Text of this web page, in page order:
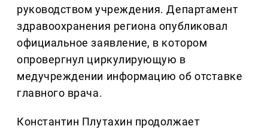
руководством учреждения. Департамент
здравоохранения региона опубликовал
официальное заявление, в котором
опровергнул циркулирующую в
медучреждении информацию об отставке
главного врача.
Константин Плутахин продолжает